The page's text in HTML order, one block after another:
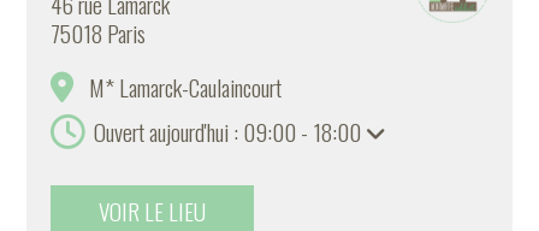
75018 Paris
M* Lamarck-Caulaincourt
Ouvert aujourd'hui : 09:00 - 18:00
VOIR LE LIEU